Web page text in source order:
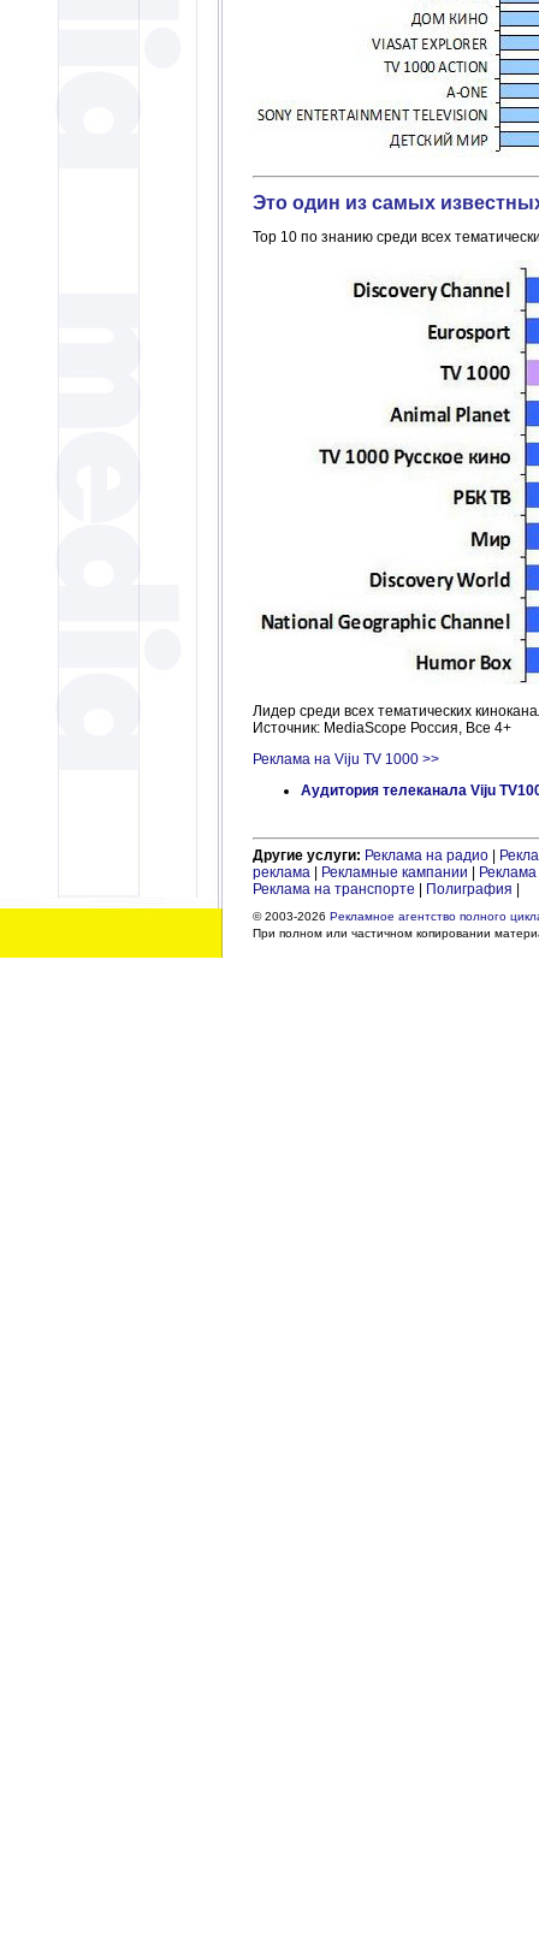
Это один из самых
Top 10 по знанию среди всех
Лидер среди всех тематических
Источник: MediaScope Россия, Все 4+
Реклама на Viju TV 1000 >>
Аудитория телеканала Viju
Другие услуги: Реклама на радио
реклама
Рекламные кампании
Реклама на транспорте
Полиграфия
© 2003-2026 Рекламное агентство полного
При полном или частичном копировании